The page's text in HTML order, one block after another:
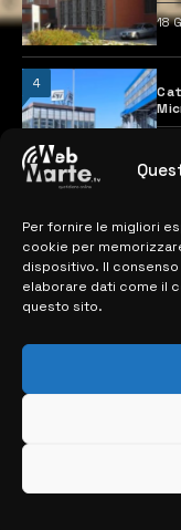
Per fornire le migliori
cookie per
dispositivo. Il
elaborare dati come il
questo sito.
18
4
MAPPA DEL SITO
> NOTIZIE